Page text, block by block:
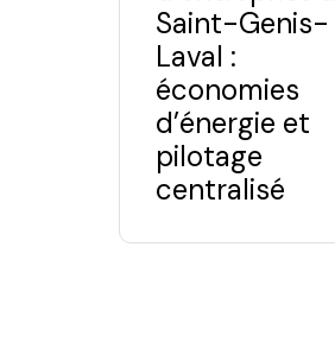
Saint-Genis-
Laval :
économies
d’énergie et
pilotage
centralisé